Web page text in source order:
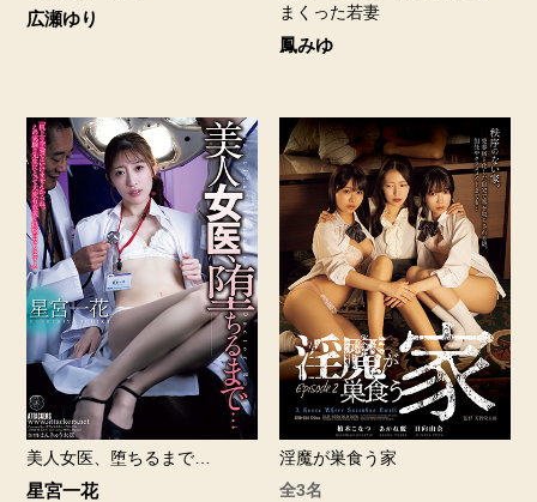
広瀬ゆり
まくった若妻
鳳みゆ
美人女医、堕ちるまで…
星宮一花
淫魔が巣食う家
全3名